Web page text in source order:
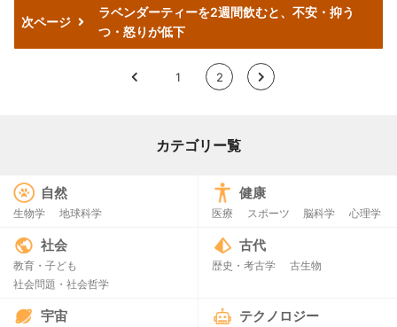
次ページ
ラベンダーティーを2週間飲むと、不安・抑う
つ・怒りが低下
< 1 2 >
カテゴリー覧
自然
生物学 地球科学
健康
医療 スポーツ 脳科学 心理学
社会
教育・子ども
社会問題・社会哲学
古代
歴史・考古学 古生物
宇宙 テクノロジー